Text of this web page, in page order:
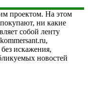
проектом. На этом
ни какие
собой ленту
искажения,
новостей